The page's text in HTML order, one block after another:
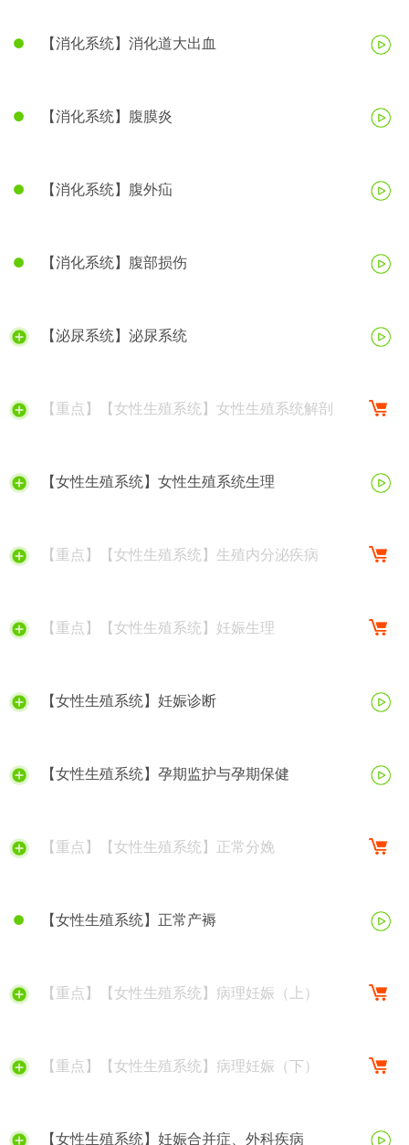
【消化系统】消化道大出血
【消化系统】腹膜炎
【消化系统】腹外疝
【消化系统】腹部损伤
【泌尿系统】泌尿系统
【重点】【女性生殖系统】女性生殖系统解剖
【女性生殖系统】女性生殖系统生理
【重点】【女性生殖系统】生殖内分泌疾病
【重点】【女性生殖系统】妊娠生理
【女性生殖系统】妊娠诊断
【女性生殖系统】孕期监护与孕期保健
【重点】【女性生殖系统】正常分娩
【女性生殖系统】正常产褥
【重点】【女性生殖系统】病理妊娠（上）
【重点】【女性生殖系统】病理妊娠（下）
【女性生殖系统】妊娠合并症、外科疾病